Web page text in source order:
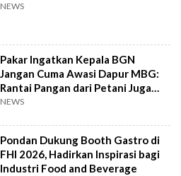
NEWS
Pakar Ingatkan Kepala BGN
Jangan Cuma Awasi Dapur MBG:
Rantai Pangan dari Petani Juga
Harus Dijaga
NEWS
Pondan Dukung Booth Gastro di
FHI 2026, Hadirkan Inspirasi bagi
Industri Food and Beverage